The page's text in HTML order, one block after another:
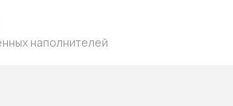
наполнителей